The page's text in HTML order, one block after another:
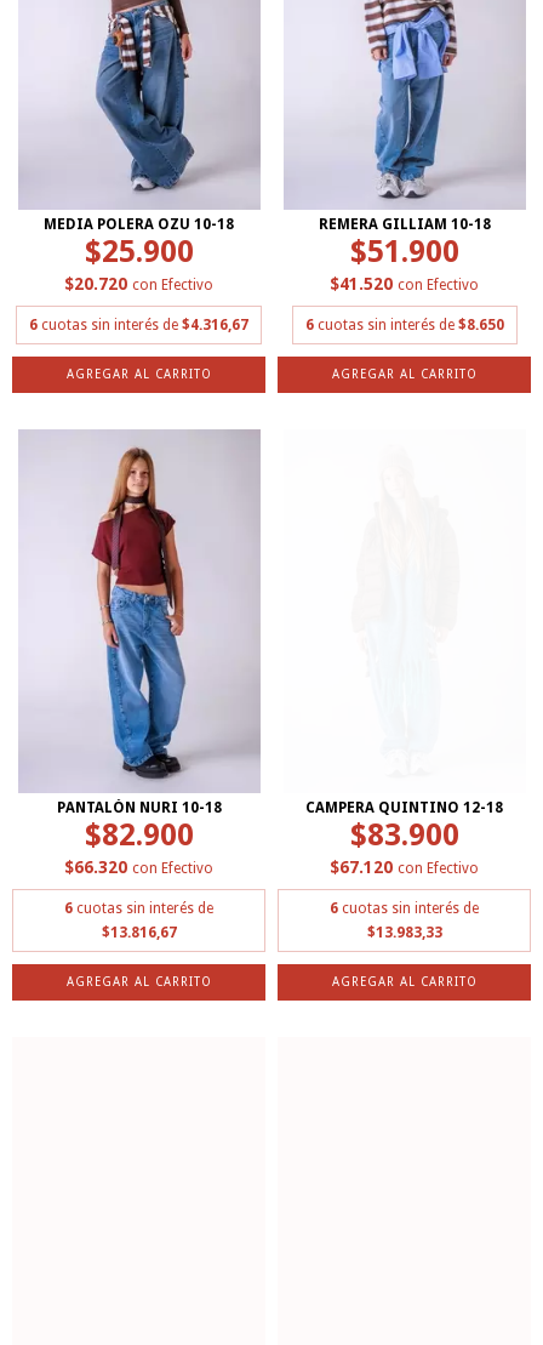
MEDIA POLERA OZU 10-18
$25.900
$20.720 con Efectivo
6 cuotas sin interés de $4.316,67
AGREGAR AL CARRITO
REMERA GILLIAM 10-18
$51.900
$41.520 con Efectivo
6 cuotas sin interés de $8.650
AGREGAR AL CARRITO
PANTALÓN NURI 10-18
$82.900
$66.320 con Efectivo
6 cuotas sin interés de
$13.816,67
AGREGAR AL CARRITO
CAMPERA QUINTINO 12-18
$83.900
$67.120 con Efectivo
6 cuotas sin interés de
$13.983,33
AGREGAR AL CARRITO